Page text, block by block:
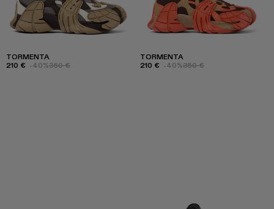
TORMENTA
210 € -40%350 €
TORMENTA
210 € -40%350 €